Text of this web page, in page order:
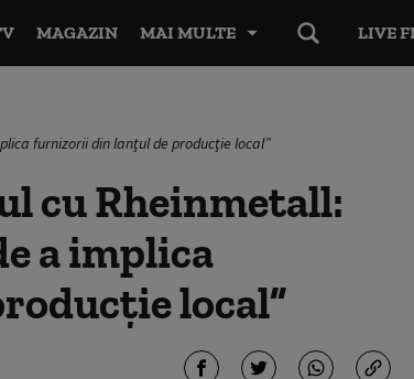
LIVE
MAGAZIN MAI MULTE
furnizorii din lanţul de producţie local”
cu Rheinmetall:
a implica
local”